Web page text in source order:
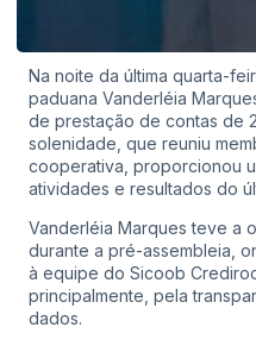
Na noite da última quarta-
paduana Vanderléia
de prestação de contas de
solenidade, que reuniu
cooperativa, proporcionou
atividades e resultados do
Vanderléia Marques teve a
durante a pré-assembleia,
à equipe do Sicoob
principalmente, pela
dados.